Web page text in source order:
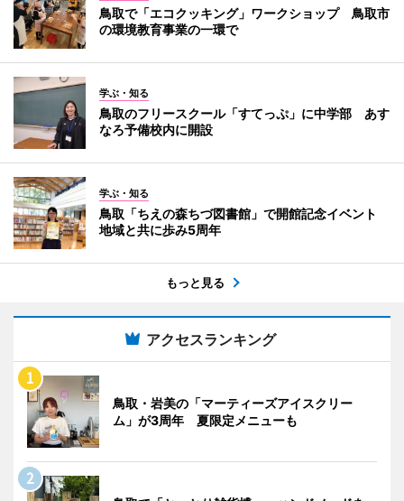
鳥取で「エコクッキング」ワークショップ 鳥取市
の環境教育事業の一環で
学ぶ・知る
鳥取のフリースクール「すてっぷ」に中学部 あす
なろ予備校内に開設
学ぶ・知る
鳥取「ちえの森ちづ図書館」で開館記念イベント
地域と共に歩み5周年
もっと見る
アクセスランキング
鳥取・岩美の「マーティーズアイスクリー
ム」が3周年 夏限定メニューも